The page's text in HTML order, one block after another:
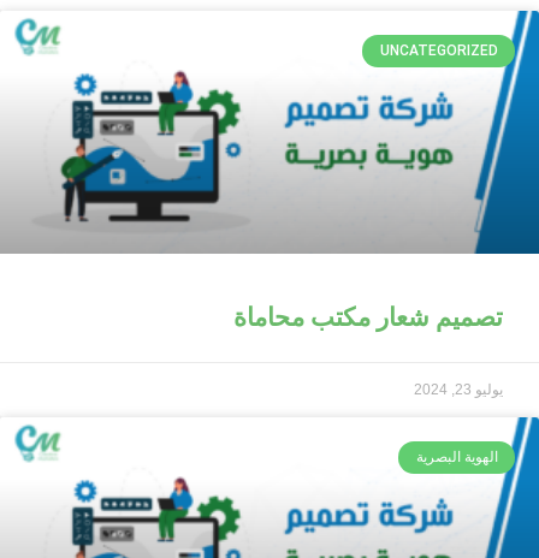
UNCATEGORIZED
تصميم شعار مكتب محاماة
يوليو 23, 2024
الهوية البصرية